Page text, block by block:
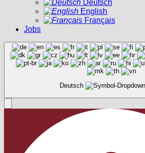
Deutsch
English
Français
Jobs
Deutsch